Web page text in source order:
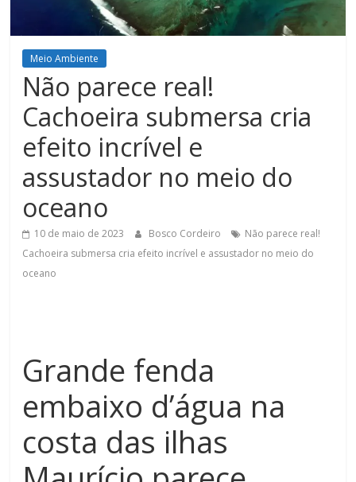
Meio Ambiente
Não parece real!
Cachoeira submersa cria
efeito incrível e
assustador no meio do
oceano
10 de maio de 2023 Bosco Cordeiro
Não parece real!
Cachoeira submersa cria efeito incrível e assustador no meio do
oceano
Grande fenda
embaixo d’água na
costa das ilhas